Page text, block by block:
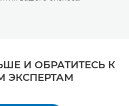
И ОБРАТИТЕСЬ К
ЭКСПЕРТАМ